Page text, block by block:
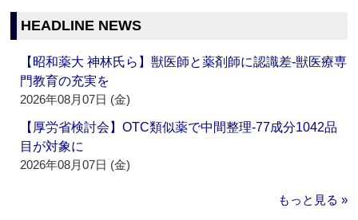
HEADLINE NEWS
【昭和薬大 神林氏ら】獣医師と薬剤師に認識差‐獣医療専
門教育の充実を
2026年08月07日 (金)
【厚労省検討会】OTC類似薬で中間整理‐77成分1042品
目が対象に
2026年08月07日 (金)
もっと見る »